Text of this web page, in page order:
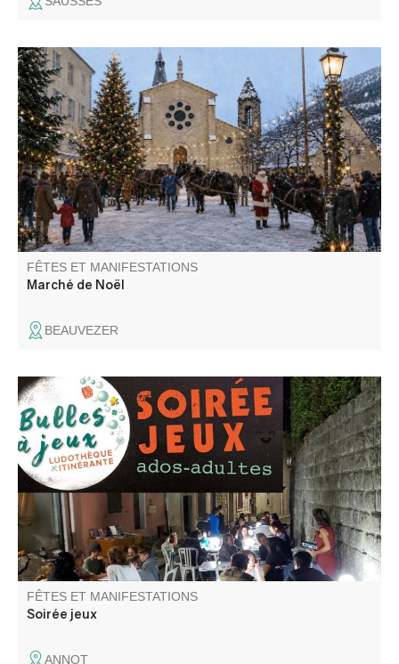
Artisanat, produits du terroir, idées cadeaux, boissons
chaudes et gourmandises, animations. Venez découvrir le
marché de Noël organisé par la mairie et les nombreux
stands présentés par les artisans et les associations de la
vallée..
FÊTES ET MANIFESTATIONS
Marché de Noël
BEAUVEZER
Découverte de jeux divers : coopération, ambiance,
stratégie, enquête, aventure … pour ados-adultes animé
par la ludothèque itinérante Bulles à jeux.
FÊTES ET MANIFESTATIONS
Soirée jeux
ANNOT